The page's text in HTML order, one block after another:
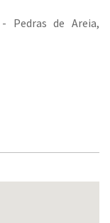
Pedras de Areia,